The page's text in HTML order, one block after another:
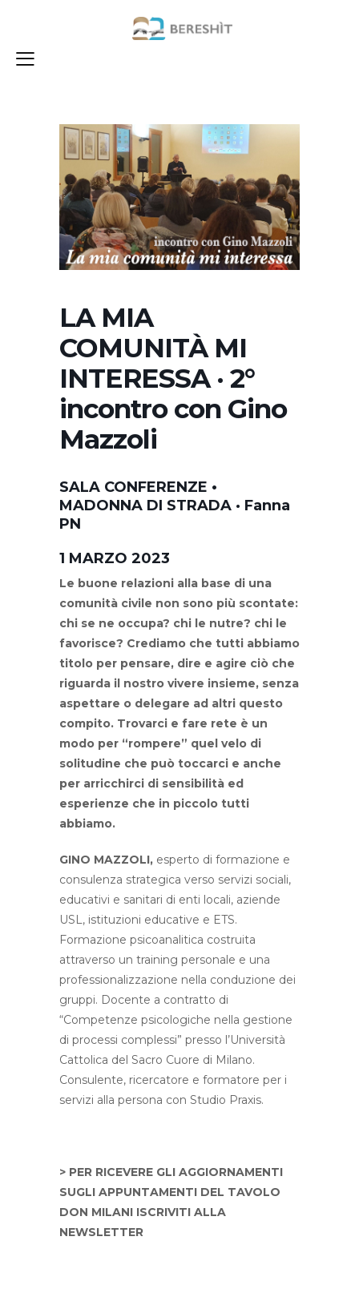
LA MIA
COMUNITÀ MI
INTERESSA · 2°
incontro con Gino
Mazzoli
SALA CONFERENZE •
MADONNA DI STRADA · Fanna
PN
1 MARZO 2023
Le buone relazioni alla base di una
comunità civile non sono più scontate:
chi se ne occupa? chi le nutre? chi le
favorisce? Crediamo che tutti abbiamo
titolo per pensare, dire e agire ciò che
riguarda il nostro vivere insieme, senza
aspettare o delegare ad altri questo
compito. Trovarci e fare rete è un
modo per “rompere” quel velo di
solitudine che può toccarci e anche
per arricchirci di sensibilità ed
esperienze che in piccolo tutti
abbiamo.
GINO MAZZOLI, esperto di formazione e
consulenza strategica verso servizi sociali,
educativi e sanitari di enti locali, aziende
USL, istituzioni educative e ETS.
Formazione psicoanalitica costruita
attraverso un training personale e una
professionalizzazione nella conduzione dei
gruppi. Docente a contratto di
“Competenze psicologiche nella gestione
di processi complessi” presso l’Università
Cattolica del Sacro Cuore di Milano.
Consulente, ricercatore e formatore per i
servizi alla persona con Studio Praxis.
> PER RICEVERE GLI AGGIORNAMENTI
SUGLI APPUNTAMENTI DEL TAVOLO
DON MILANI ISCRIVITI ALLA
NEWSLETTER